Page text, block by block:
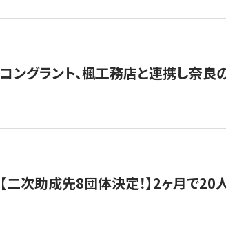
コングラント、楓工務店と連携し奈
【二次助成先8団体決定！】2ヶ月で